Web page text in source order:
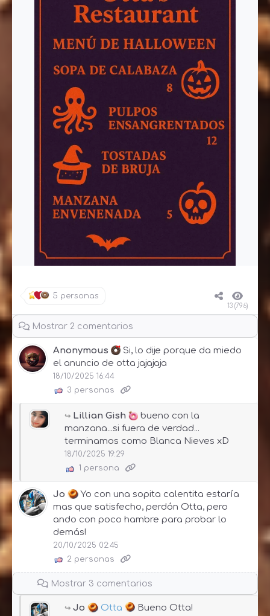
5 personas
13 (796)
Mostrar 2 comentarios
Anonymous
Si, lo dije porque da miedo
el anuncio de otta jajajaja
18/10/2025 16:44
3 personas
Lillian Gish
bueno con la
manzana...si fuera de verdad...
terminamos como Blanca Nieves xD
18/10/2025 19:29
1 persona
Jo
Yo con una sopita calentita estaría
mas que satisfecho, perdón Otta, pero
ando con poco hambre para probar lo
demás!
20/10/2025 02:45
2 personas
Mostrar 3 comentarios
Jo Otta Bueno Otta!